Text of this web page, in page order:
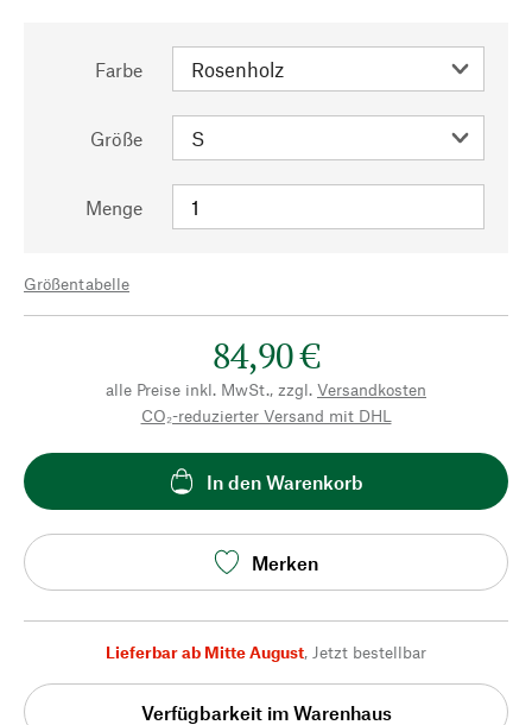
Farbe
Größe
Menge
Größentabelle
84,90 €
alle Preise inkl. MwSt., zzgl. Versandkosten
CO₂-reduzierter Versand mit DHL
In den Warenkorb
Merken
Lieferbar ab Mitte August, Jetzt bestellbar
Verfügbarkeit im Warenhaus